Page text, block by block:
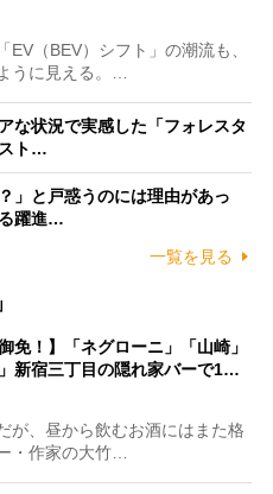
（BEV）シフト」の潮流も、
うに見える。…
な状況で実感した「フォレスタ
ト…
」と戸惑うのには理由があっ
躍進…
一覧を見る
免！】「ネグローニ」「山崎」
」新宿三丁目の隠れ家バーで1…
、昼から飲むお酒にはまた格
・作家の大竹…